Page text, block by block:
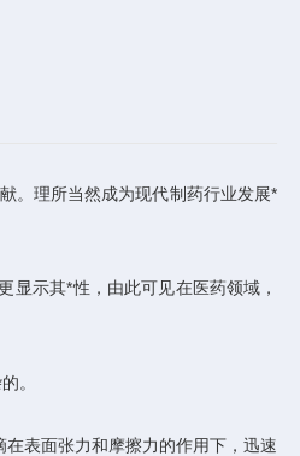
。理所当然成为现代制药行业发展*
示其*性，由此可见在医药领域，
。
表面张力和摩擦力的作用下，迅速